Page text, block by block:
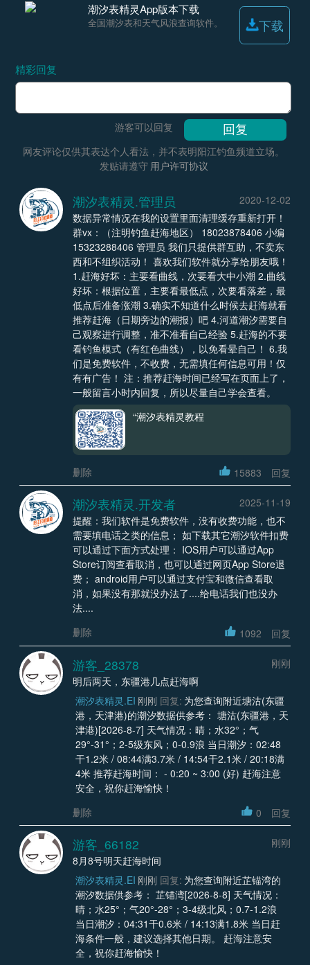
潮汐表精灵App版本下载
全国潮汐表和天气风浪查询软件。 下载
精彩回复
游客可以回复
网友评论仅供其表达个人看法，并不表明阳江钓鱼频道立场。
发贴请遵守 用户许可协议
潮汐表精灵.管理员
2020-12-02
数据异常情况在我的设置里面清理缓存重新打开！
群vx：（注明钓鱼赶海地区） 18023878406 小编
15323288406 管理员 我们只提供群互助，不卖东
西和不组织活动！ 喜欢我们软件就分享给朋友哦！
1.赶海好坏：主要看曲线，次要看大中小潮 2.曲线
好坏：根据位置，主要看最低点，次要看落差，最
低点后准备涨潮 3.确实不知道什么时候去赶海就看
推荐赶海（日期旁边的潮报）吧 4.河道潮汐需要自
己观察进行调整，准不准看自己经验 5.赶海的不要
看钓鱼模式（有红色曲线），以免看晕自己！ 6.我
们是免费软件，不收费，无需填任何信息可用！仅
有有广告！ 注：推荐赶海时间已经写在页面上了，
一般留言小时内回复，所以尽量自己学会查看。
“潮汐表精灵教程
删除 15883 回复
潮汐表精灵.开发者
2025-11-19
提醒：我们软件是免费软件，没有收费功能，也不
需要填电话之类的信息； 如下载其它潮汐软件扣费
可以通过下面方式处理： IOS用户可以通过App
Store订阅查看取消，也可以通过网页App Store退
费； android用户可以通过支付宝和微信查看取
消，如果没有那就没办法了....给电话我们也没办
法....
删除
1092 回复
游客_28378
刚刚
明后两天，东疆港几点赶海啊
潮汐表精灵.EI 刚刚 回复: 为您查询附近塘沽(东疆
港，天津港)的潮汐数据供参考： 塘沽(东疆港，天
津港)[2026-8-7] 天气情况：晴；水32°；气
29°-31°；2-5级东风；0-0.9浪 当日潮汐：02:48
干1.2米 / 08:44满3.7米 / 14:54干2.1米 / 20:18满
4米 推荐赶海时间： - 0:20 ~ 3:00 (好) 赶海注意
安全，祝你赶海愉快！
删除
0 回复
游客_66182
刚刚
8月8号明天赶海时间
潮汐表精灵.EI 刚刚 回复: 为您查询附近芷锚湾的
潮汐数据供参考： 芷锚湾[2026-8-8] 天气情况：
晴；水25°；气20°-28°；3-4级北风；0.7-1.2浪
当日潮汐：04:31干0.6米 / 14:13满1.8米 当日赶
海条件一般，建议选择其他日期。 赶海注意安
全，祝你赶海愉快！